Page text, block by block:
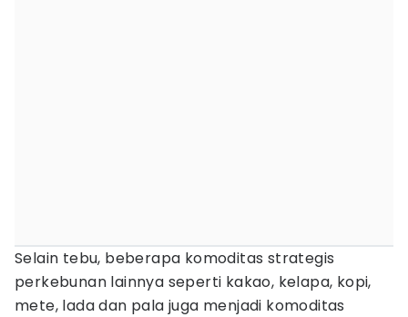
Selain tebu, beberapa komoditas strategis
perkebunan lainnya seperti kakao, kelapa, kopi,
mete, lada dan pala juga menjadi komoditas